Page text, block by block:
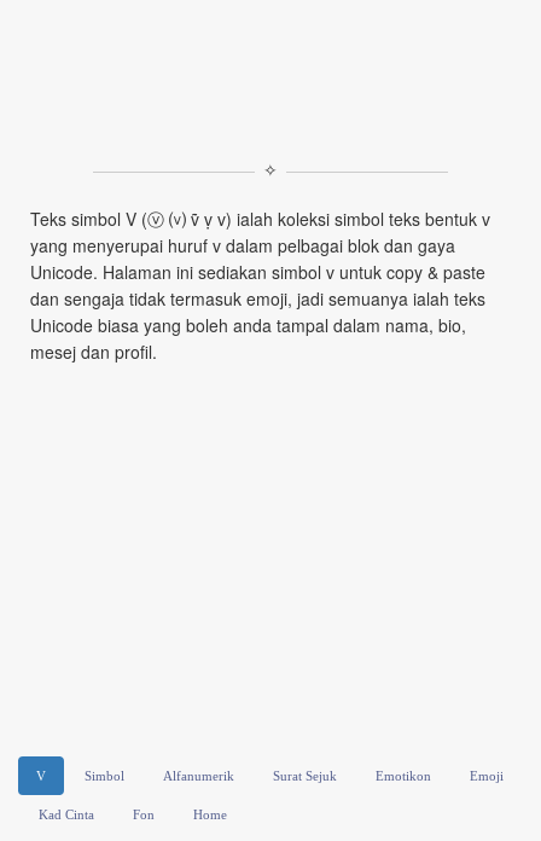
✧
Teks simbol V (ⓥ ⒱ ṽ ṿ v) ialah koleksi simbol teks bentuk v
yang menyerupai huruf v dalam pelbagai blok dan gaya
Unicode. Halaman ini sediakan simbol v untuk copy & paste
dan sengaja tidak termasuk emoji, jadi semuanya ialah teks
Unicode biasa yang boleh anda tampal dalam nama, bio,
mesej dan profil.
V Simbol Alfanumerik Surat Sejuk Emotikon Emoji
Kad Cinta Fon Home